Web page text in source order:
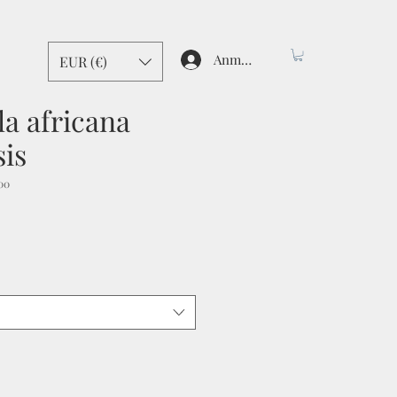
Anmelden
EUR (€)
africana